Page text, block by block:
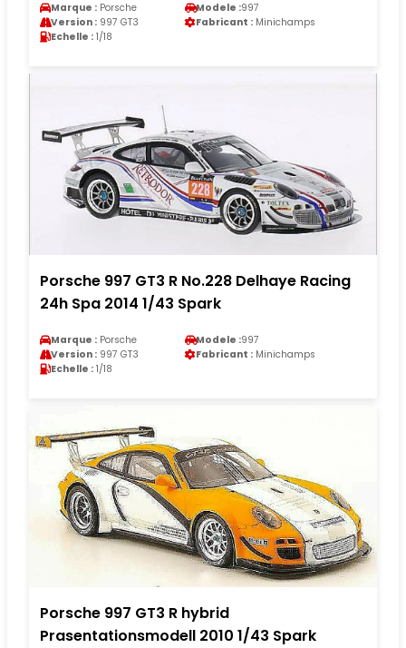
Marque : Porsche Modele :997
Version : 997 GT3 Fabricant : Minichamps
Echelle : 1/18
Porsche 997 GT3 R No.228 Delhaye Racing
24h Spa 2014 1/43 Spark
Marque : Porsche Modele :997
Version : 997 GT3 Fabricant : Minichamps
Echelle : 1/18
Porsche 997 GT3 R hybrid
Prasentationsmodell 2010 1/43 Spark